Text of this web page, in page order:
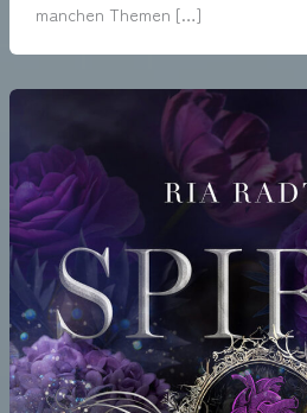
manchen Themen […]